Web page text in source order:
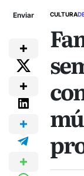
Enviar CULTURA